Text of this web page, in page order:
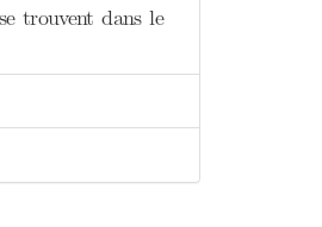
trouvent dans le